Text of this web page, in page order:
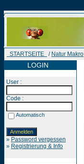
STARTSEITE / Natur Makro
LOGIN
User :
Code :
Automatisch
» Password vergessen
» Registrierung & Info